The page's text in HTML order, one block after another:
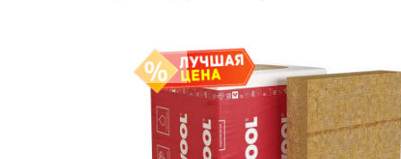
Утеплитель Knauf
Утеплитель Isover